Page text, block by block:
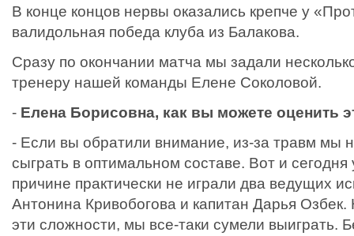
В конце концов нервы оказались крепче у
валидольная победа клуба из Балакова.
Сразу по окончании матча мы задали
тренеру нашей команды Елене Соколовой.
- Елена Борисовна, как вы можете оценить
- Если вы обратили внимание, из-за травм мы
сыграть в оптимальном составе. Вот и сегодня
причине практически не играли два ведущих
Антонина Кривобогова и капитан Дарья
эти сложности, мы все-таки сумели выиграть.